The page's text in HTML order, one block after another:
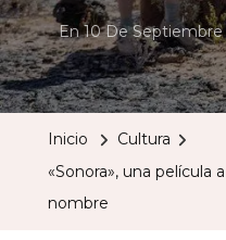
En10 De Septiembre
Inicio
Cultura
«Sonora», una película
nombre